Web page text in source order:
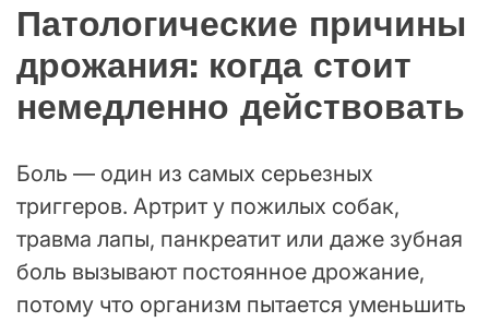
Патологические причины
дрожания: когда стоит
немедленно действовать
Боль — один из самых серьезных
триггеров. Артрит у пожилых собак,
травма лапы, панкреатит или даже зубная
боль вызывают постоянное дрожание,
потому что организм пытается уменьшить